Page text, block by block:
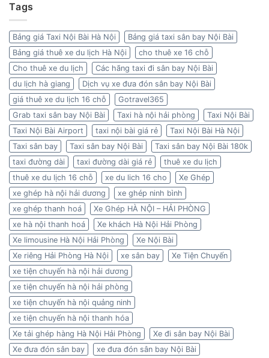
Tags
Bảng giá Taxi Nội Bài Hà Nội
Bảng giá taxi sân bay Nội Bài
Bảng giá thuê xe du lịch Hà Nội
cho thuê xe 16 chỗ
Cho thuê xe du lịch
Các hãng taxi đi sân bay Nội Bài
du lịch hà giang
Dịch vụ xe đưa đón sân bay Nội Bài
giá thuê xe du lịch 16 chỗ
Gotravel365
Grab taxi sân bay Nội Bài
Taxi hà nội hải phòng
Taxi Nội Bài
Taxi Nội Bài Airport
taxi nội bài giá rẻ
Taxi Nội Bài Hà Nội
Taxi sân bay
Taxi sân bay Nội Bài
Taxi sân bay Nội Bài 180k
taxi đường dài
taxi đường dài giá rẻ
thuê xe du lịch
thuê xe du lịch 16 chỗ
xe du lich 16 cho
Xe Ghép
xe ghép hà nội hải dương
xe ghép ninh bình
xe ghép thanh hoá
Xe Ghép HÀ NỘI – HẢI PHÒNG
xe hà nội thanh hoá
Xe khách Hà Nội Hải Phòng
Xe limousine Hà Nội Hải Phòng
Xe Nội Bài
Xe riêng Hải Phòng Hà Nội
xe sân bay
Xe Tiện Chuyến
xe tiện chuyến hà nội hải dương
xe tiện chuyến hà nội hải phòng
xe tiện chuyến hà nội quảng ninh
xe tiện chuyến hà nội thanh hóa
Xe tải ghép hàng Hà Nội Hải Phòng
Xe đi sân bay Nội Bài
Xe đưa đón sân bay
xe đưa đón sân bay Nội Bài